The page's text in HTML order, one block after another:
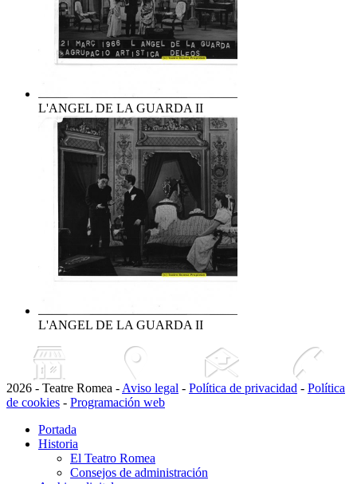
L'ANGEL DE LA GUARDA II
L'ANGEL DE LA GUARDA II
2026 - Teatre Romea - Aviso legal - Política de privacidad - Política
de cookies - Programación web
Portada
Historia
El Teatro Romea
Consejos de administración